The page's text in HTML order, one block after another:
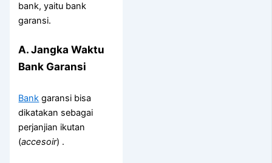
bank, yaitu bank
garansi.
A. Jangka Waktu
Bank Garansi
Bank garansi bisa
dikatakan sebagai
perjanjian ikutan
(accesoir) .